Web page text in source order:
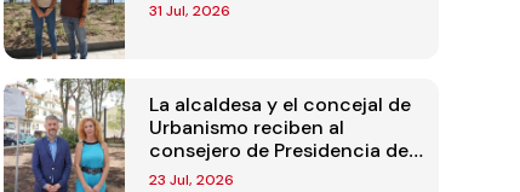
31 Jul, 2026
La alcaldesa y el concejal de
Urbanismo reciben al
consejero de Presidencia de
la Comunidad de Madrid
23 Jul, 2026